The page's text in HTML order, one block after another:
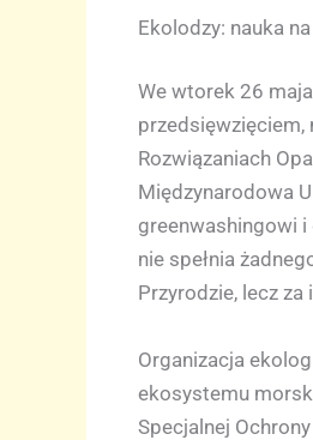
Ekolodzy: nauka
We wtorek 26
Rozwiązaniach
Międzynarodowa
greenwashingowi i
nie spełnia
Przyrodzie, lecz
Organizacja
ekosystemu
Specjalnej